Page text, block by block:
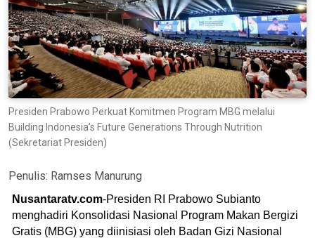
Presiden Prabowo Perkuat Komitmen Program MBG melalui
Building Indonesia’s Future Generations Through Nutrition
(Sekretariat Presiden)
Penulis: Ramses Manurung
Nusantaratv.com-Presiden RI Prabowo Subianto
menghadiri Konsolidasi Nasional Program Makan Bergizi
Gratis (MBG) yang diinisiasi oleh Badan Gizi Nasional